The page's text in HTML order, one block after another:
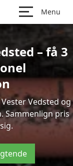
Menu
– få 3
Vedsted og
Sammenlign pris